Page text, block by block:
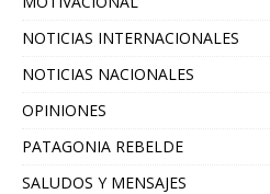
NOTICIAS INTERNACIONALES
NOTICIAS NACIONALES
OPINIONES
PATAGONIA REBELDE
SALUDOS Y MENSAJES